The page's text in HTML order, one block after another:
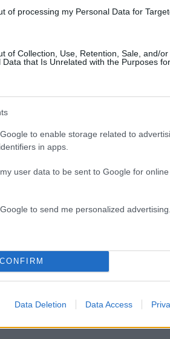
of processing my Personal Data for
of Collection, Use, Retention, Sale, and/or
Data that Is Unrelated with the Purposes
to enable storage related to
in apps.
user data to be sent to Google for
to send me personalized advertising.
CONFIRM
Data Deletion Data Access
Υποβολή σχολίου
ΓΑΖΑ
Share:
το Νewsit.gr στο Google Newsκαι